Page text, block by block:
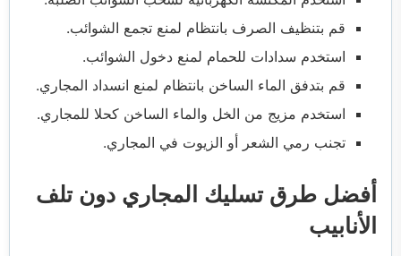
قم بتنظيف الصرف بانتظام لمنع تجمع الشوائب.
استخدم سدادات للحمام لمنع دخول الشوائب.
قم بتدفق الماء الساخن بانتظام لمنع انسداد المجاري.
استخدم مزيج من الخل والماء الساخن كحلا للمجاري.
تجنب رمي الشعر أو الزيوت في المجاري.
أفضل طرق تسليك المجاري دون تلف
الأنابيب